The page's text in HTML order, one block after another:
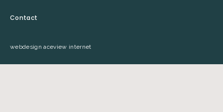
webdesign aceview internet
Contact